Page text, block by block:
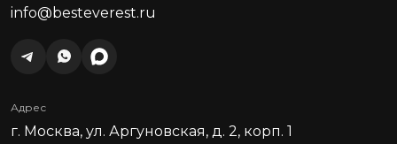
info@besteverest.ru
Адрес
г. Москва, ул. Аргуновская, д. 2, корп. 1